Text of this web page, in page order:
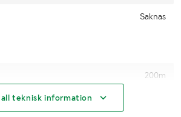
Saknas
200m
all teknisk information